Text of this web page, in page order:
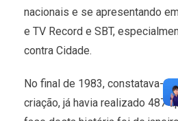
nacionais e se apresentando
e TV Record e SBT,
contra Cidade.
No final de 1983, constatava-
criação, já havia realizado 487